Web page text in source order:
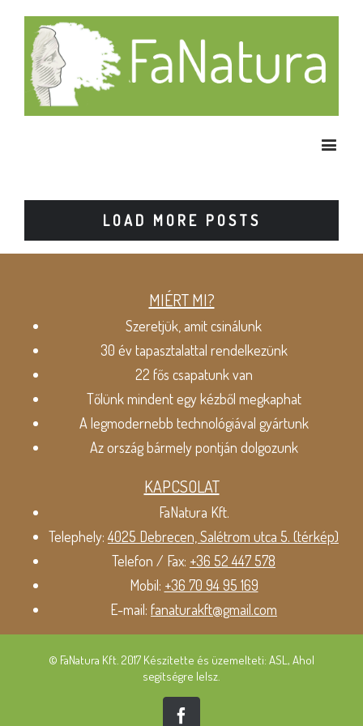
LOAD MORE POSTS
MIÉRT MI?
Szeretjük, amit csinálunk
30 év tapasztalattal rendelkezünk
22 fős csapatunk van
Tőlünk mindent egy kézből megkaphat
A legmodernebb technológiával gyártunk
Az ország bármely pontján dolgozunk
KAPCSOLAT
FaNatura Kft.
Telephely:4025 Debrecen, Salétrom utca 5. (térkép)
Telefon / Fax: +36 52 447 578
Mobil: +36 70 94 95 169
E-mail: fanaturakft@gmail.com
© FaNatura Kft. 2017 Készítette és üzemelteti: ASL, Ahol
segítségre lelsz.